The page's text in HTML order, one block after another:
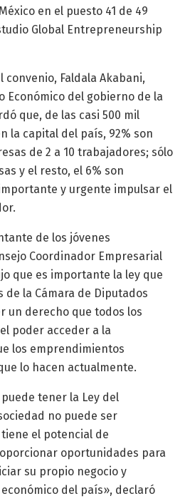
en el puesto 41 de 49
Global Entrepreneurship
Faldala Akabani,
Económico del gobierno de la
que, de las casi 500 mil
la capital del país, 92% son
de 2 a 10 trabajadores; sólo
y el resto, el 6% son
y urgente impulsar el
de los jóvenes
Coordinador Empresarial
que es importante la ley que
de la Cámara de Diputados
un derecho que todos los
poder acceder a la
los emprendimientos
lo hacen actualmente.
tener la Ley del
no puede ser
el potencial de
oportunidades para
su propio negocio y
del país», declaró